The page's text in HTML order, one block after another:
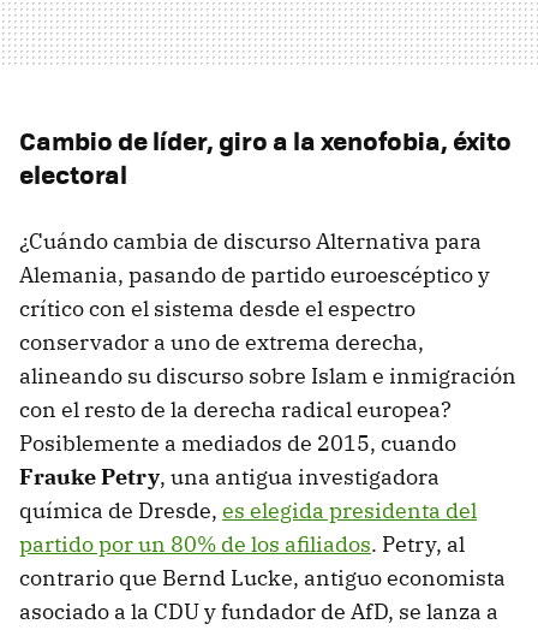
Cambio de líder, giro a la xenofobia, éxito
electoral
¿Cuándo cambia de discurso Alternativa para
Alemania, pasando de partido euroescéptico y
crítico con el sistema desde el espectro
conservador a uno de extrema derecha,
alineando su discurso sobre Islam e inmigración
con el resto de la derecha radical europea?
Posiblemente a mediados de 2015, cuando
Frauke Petry, una antigua investigadora
química de Dresde, es elegida presidenta del
partido por un 80% de los afiliados. Petry, al
contrario que Bernd Lucke, antiguo economista
asociado a la CDU y fundador de AfD, se lanza a